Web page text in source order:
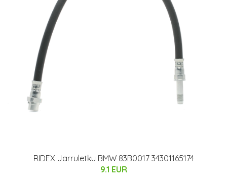
RIDEX Jarruletku BMW 83B0017 34301165174
9.1 EUR